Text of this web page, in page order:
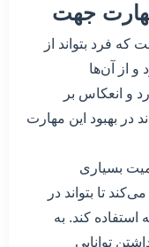
جهت
فرد بتواند از
و از آن‌ها
و انعکاس بر
در بهبود این مهارت
بسیاری
تا بتواند در
استفاده کند. به
توانایی